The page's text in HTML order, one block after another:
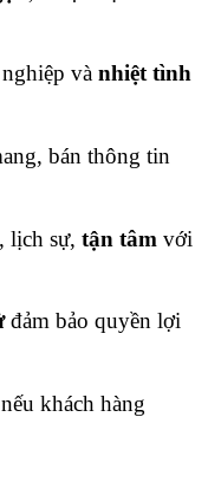
và nhiệt tình
bán thông tin
lịch sự, tận tâm với
đảm bảo quyền lợi
khách hàng